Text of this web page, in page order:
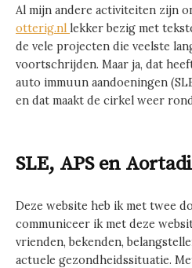
Al mijn andere activiteiten zijn
otterig.nl lekker bezig met
de vele projecten die veelste
voortschrijden. Maar ja, dat
auto immuun aandoeningen
en dat maakt de cirkel weer
SLE, APS en
Deze website heb ik met twee
communiceer ik met deze
vrienden, bekenden,
actuele gezondheidssituatie.